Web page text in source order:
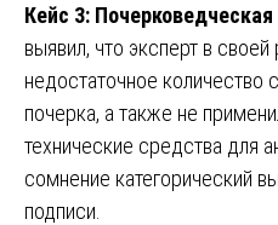
Кейс 3: Почерковедческая
выявил, что эксперт в
недостаточное количество
почерка, а также не
технические средства для
сомнение категорический
подписи.